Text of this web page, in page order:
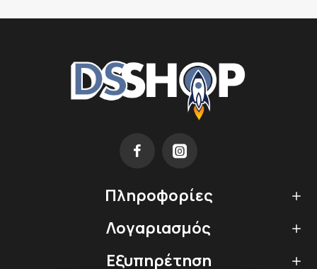
Πληροφορίες
Λογαριασμός
Εξυπηρέτηση